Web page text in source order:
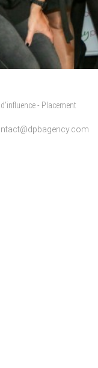
- Placement